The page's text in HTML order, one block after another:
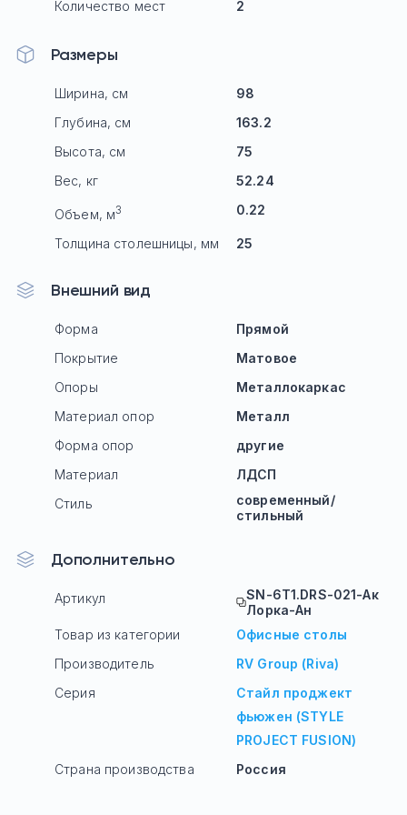
Количество мест 2
Размеры
Ширина, см
98
Глубина, см
163.2
Высота, см
75
Вес, кг
52.24
Объем, м3 0.22
Толщина столешницы, мм 25
Внешний вид
Форма
Прямой
Покрытие
Матовое
Опоры
Mеталлокаркас
Материал опор
Металл
Форма опор
другие
Материал
ЛДСП
Стиль
современный/
стильный
Дополнительно
Артикул
SN-6T1.DRS-021-Ак
Лорка-Ан
Товар из категории
Офисные столы
Производитель
RV Group (Riva)
Серия
Стайл проджект
фьюжен (STYLE
PROJECT FUSION)
Страна производства
Россия